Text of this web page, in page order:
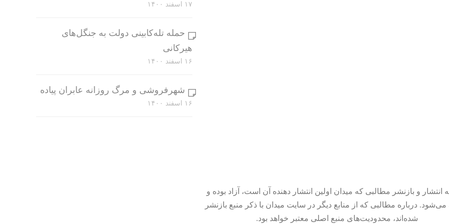
۱۷ اسفند ۱۴۰۰
حمله تله‌کابینی دولت به جنگل‌های
هیرکانی
۱۶ اسفند ۱۴۰۰
شهرفروشی و مرگ روزانه عابران پیاده
۱۶ اسفند ۱۴۰۰
انتشار و بازنشر مطالبی که میدان اولین انتشار دهنده آن است، آزاد بوده و
درباره مطالبی که از منابع دیگر در سایت میدان با ذکر منبع بازنشر
شده‌اند، محدودیت‌های منبع اصلی معتبر خواهد بود.